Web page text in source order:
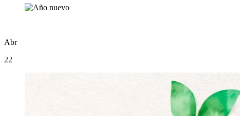
Abr
22